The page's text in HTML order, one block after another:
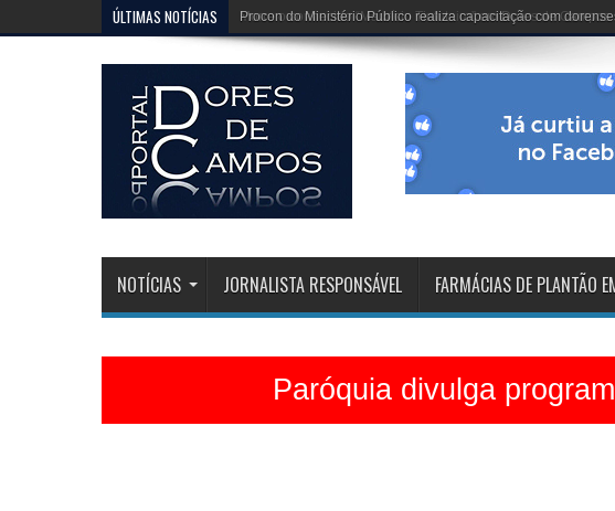
ÚLTIMAS NOTÍCIAS Procon do Ministério Público realiza capacitação com
NOTÍCIAS JORNALISTA RESPONSÁVEL FARMÁCIAS DE PLANTÃO
Paróquia divulga